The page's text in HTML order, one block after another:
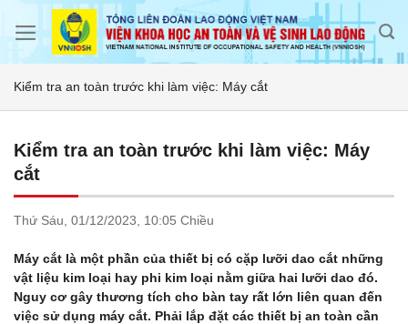
Kiểm tra an toàn trước khi làm việc: Máy cắt
Kiểm tra an toàn trước khi làm việc: Máy
cắt
Thứ Sáu, 01/12/2023, 10:05 Chiều
Máy cắt là một phần của thiết bị có cặp lưỡi dao cắt những
vật liệu kim loại hay phi kim loại nằm giữa hai lưỡi dao đó.
Nguy cơ gây thương tích cho bàn tay rất lớn liên quan đến
việc sử dụng máy cắt. Phải lắp đặt các thiết bị an toàn cần